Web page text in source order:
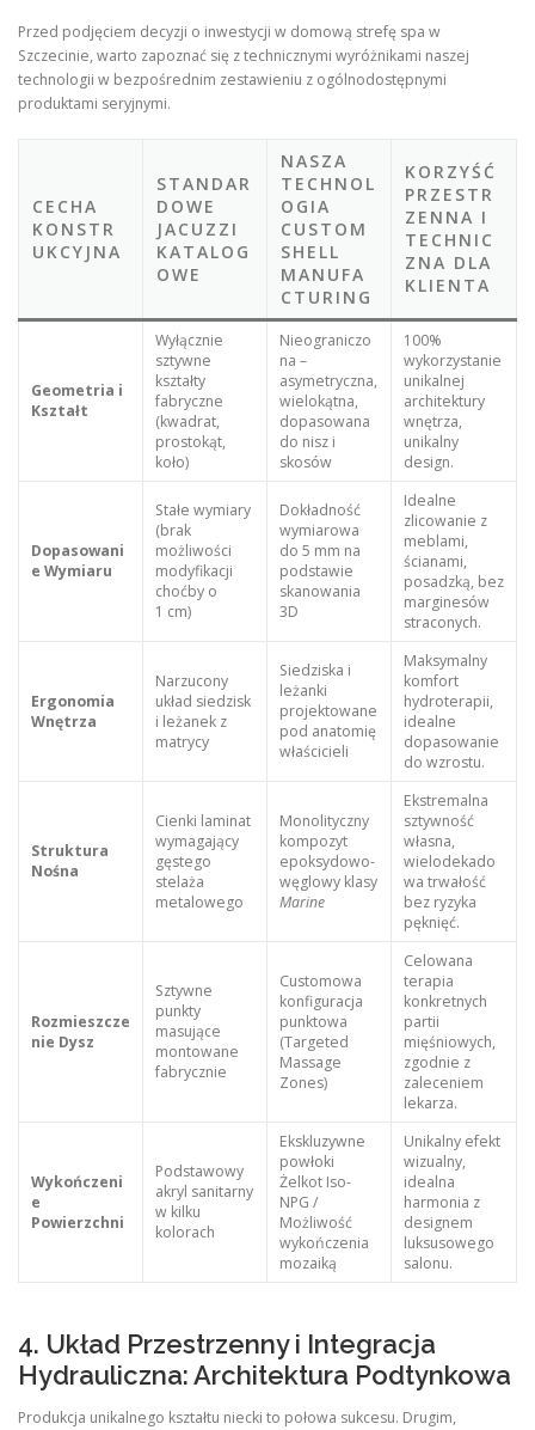
Przed podjęciem decyzji o inwestycji w domową strefę spa w
Szczecinie, warto zapoznać się z technicznymi wyróżnikami naszej
technologii w bezpośrednim zestawieniu z ogólnodostępnymi
produktami seryjnymi.
CECHA
KONSTR
UKCYJNA
STANDAR
DOWE
JACUZZI
KATALOG
OWE
NASZA
TECHNOL
OGIA
CUSTOM
SHELL
MANUFA
CTURING
KORZYŚĆ
PRZESTR
ZENNA I
TECHNIC
ZNA DLA
KLIENTA
Geometria i
Kształt
Wyłącznie
sztywne
kształty
fabryczne
(kwadrat,
prostokąt,
koło)
Nieograniczo
na –
asymetryczna,
wielokątna,
dopasowana
do nisz i
skosów
100%
wykorzystanie
unikalnej
architektury
wnętrza,
unikalny
design.
Dopasowani
e Wymiaru
Stałe wymiary
(brak
możliwości
modyfikacji
choćby o
1 cm)
Dokładność
wymiarowa
do 5 mm na
podstawie
skanowania
3D
Idealne
zlicowanie z
meblami,
ścianami,
posadzką, bez
marginesów
straconych.
Ergonomia
Wnętrza
Narzucony
układ siedzisk
i leżanek z
matrycy
Siedziska i
leżanki
projektowane
pod anatomię
właścicieli
Maksymalny
komfort
hydroterapii,
idealne
dopasowanie
do wzrostu.
Struktura
Nośna
Cienki laminat
wymagający
gęstego
stelaża
metalowego
Monolityczny
kompozyt
epoksydowo-
węglowy klasy
Marine
Ekstremalna
sztywność
własna,
wielodekado
wa trwałość
bez ryzyka
pęknięć.
Rozmieszcze
nie Dysz
Sztywne
punkty
masujące
montowane
fabrycznie
Customowa
konfiguracja
punktowa
(Targeted
Massage
Zones)
Celowana
terapia
konkretnych
partii
mięśniowych,
zgodnie z
zaleceniem
lekarza.
Wykończeni
e
Powierzchni
Podstawowy
akryl sanitarny
w kilku
kolorach
Ekskluzywne
powłoki
Żelkot Iso-
NPG /
Możliwość
wykończenia
mozaiką
Unikalny efekt
wizualny,
idealna
harmonia z
designem
luksusowego
salonu.
4. Układ Przestrzenny i Integracja
Hydrauliczna: Architektura Podtynkowa
Produkcja unikalnego kształtu niecki to połowa sukcesu. Drugim,